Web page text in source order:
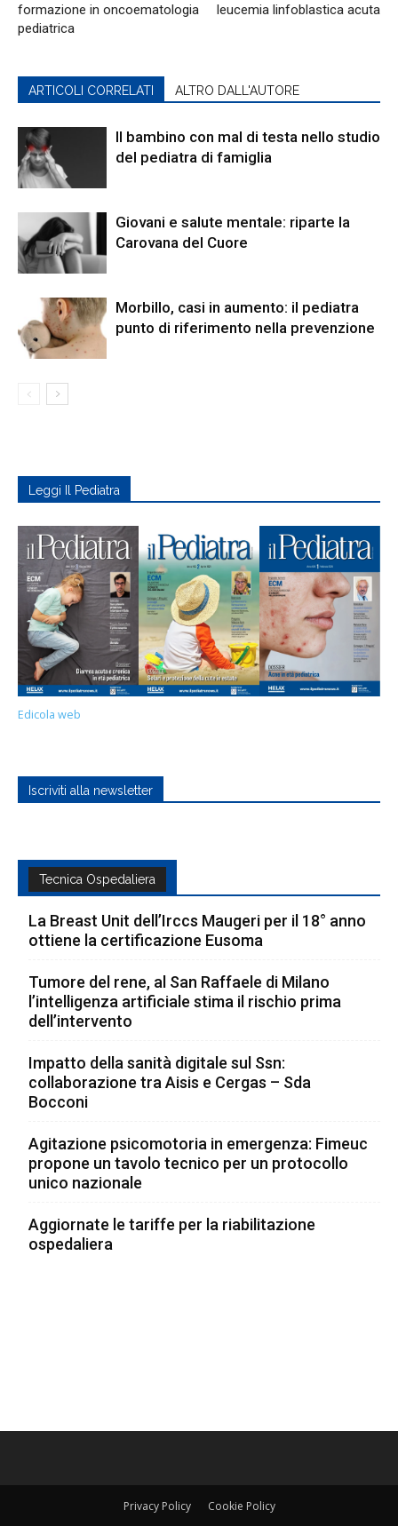
formazione in oncoematologia
pediatrica
leucemia linfoblastica acuta
ARTICOLI CORRELATI ALTRO DALL'AUTORE
Il bambino con mal di testa nello studio
del pediatra di famiglia
Giovani e salute mentale: riparte la
Carovana del Cuore
Morbillo, casi in aumento: il pediatra
punto di riferimento nella prevenzione
Leggi Il Pediatra
Edicola web
Iscriviti alla newsletter
Tecnica Ospedaliera
La Breast Unit dell’Irccs Maugeri per il 18° anno
ottiene la certificazione Eusoma
Tumore del rene, al San Raffaele di Milano
l’intelligenza artificiale stima il rischio prima
dell’intervento
Impatto della sanità digitale sul Ssn:
collaborazione tra Aisis e Cergas – Sda
Bocconi
Agitazione psicomotoria in emergenza: Fimeuc
propone un tavolo tecnico per un protocollo
unico nazionale
Aggiornate le tariffe per la riabilitazione
ospedaliera
Privacy Policy Cookie Policy